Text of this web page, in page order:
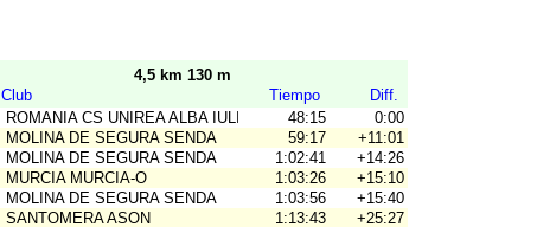
4,5 km 130 m
Club Tiempo
Diff.
ROMANIA CS UNIREA ALBA IULIA 48:15
0:00
MOLINA DE SEGURA SENDA 59:17
+11:01
MOLINA DE SEGURA SENDA 1:02:41
+14:26
MURCIA MURCIA-O 1:03:26
+15:10
MOLINA DE SEGURA SENDA 1:03:56
+15:40
SANTOMERA ASON 1:13:43
+25:27